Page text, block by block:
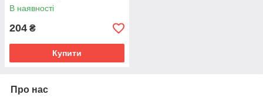
В наявності
204 ₴
Купити
Про нас